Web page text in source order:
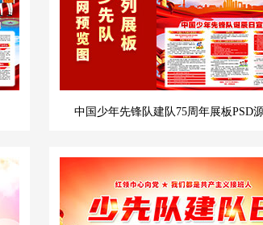
中国少年先锋队建队75周年展板PSD